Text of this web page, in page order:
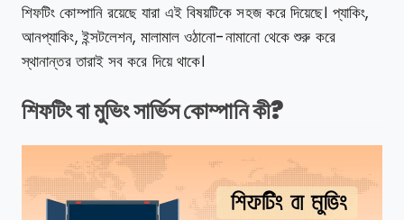
শিফটিং কোম্পানি রয়েছে যারা এই বিষয়টিকে সহজ করে দিয়েছে। প্যাকিং,
আনপ্যাকিং, ইন্সটলেশন, মালামাল ওঠানো-নামানো থেকে শুরু করে
স্থানান্তর তারাই সব করে দিয়ে থাকে।
শিফটিং বা মুভিং সার্ভিস কোম্পানি কী?